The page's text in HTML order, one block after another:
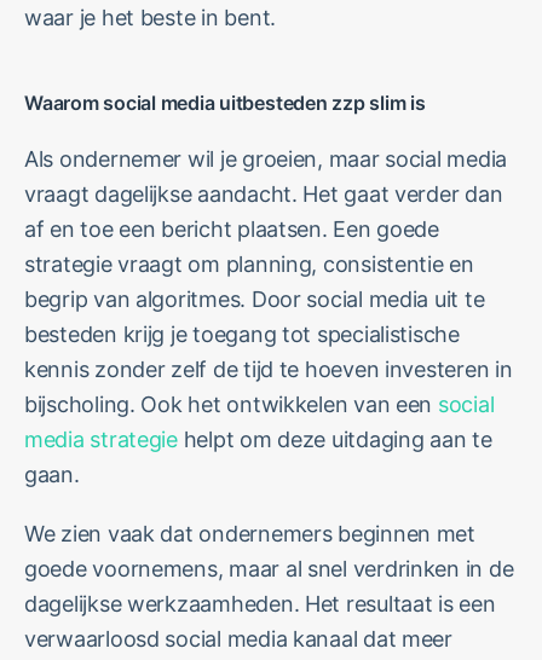
waar je het beste in bent.
Waarom social media uitbesteden zzp slim is
Als ondernemer wil je groeien, maar social media
vraagt dagelijkse aandacht. Het gaat verder dan
af en toe een bericht plaatsen. Een goede
strategie vraagt om planning, consistentie en
begrip van algoritmes. Door social media uit te
besteden krijg je toegang tot specialistische
kennis zonder zelf de tijd te hoeven investeren in
bijscholing. Ook het ontwikkelen van een social
media strategiehelpt om deze uitdaging aan te
gaan.
We zien vaak dat ondernemers beginnen met
goede voornemens, maar al snel verdrinken in de
dagelijkse werkzaamheden. Het resultaat is een
verwaarloosd social media kanaal dat meer